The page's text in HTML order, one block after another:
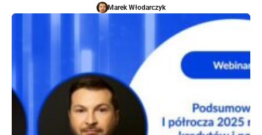
Marek Włodarczyk